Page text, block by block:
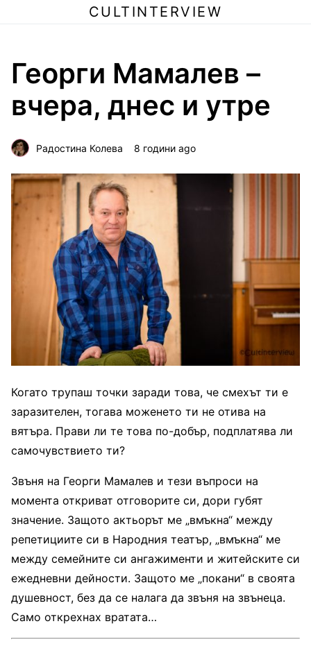
CULTINTERVIEW
Георги Мамалев –
вчера, днес и утре
Радостина Колева 8 години ago
Когато трупаш точки заради това, че смехът ти е
заразителен, тогава моженето ти не отива на
вятъра. Прави ли те това по-добър, подплатява ли
самочувствието ти?
Звъня на Георги Мамалев и тези въпроси на
момента откриват отговорите си, дори губят
значение. Защото актьорът ме „вмъкна“ между
репетициите си в Народния театър, „вмъкна“ ме
между семейните си ангажименти и житейските си
ежедневни дейности. Защото ме „покани“ в своята
душевност, без да се налага да звъня на звънеца.
Само открехнах вратата…